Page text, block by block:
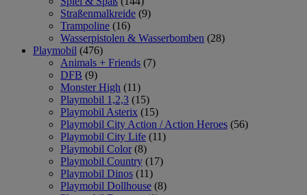
Straßenmalkreide (9)
Trampoline (16)
Wasserpistolen & Wasserbomben (28)
Playmobil (476)
Animals + Friends (7)
DFB (9)
Monster High (11)
Playmobil 1,2,3 (15)
Playmobil Asterix (15)
Playmobil City Action / Action Heroes (56)
Playmobil City Life (11)
Playmobil Color (8)
Playmobil Country (17)
Playmobil Dinos (11)
Playmobil Dollhouse (8)